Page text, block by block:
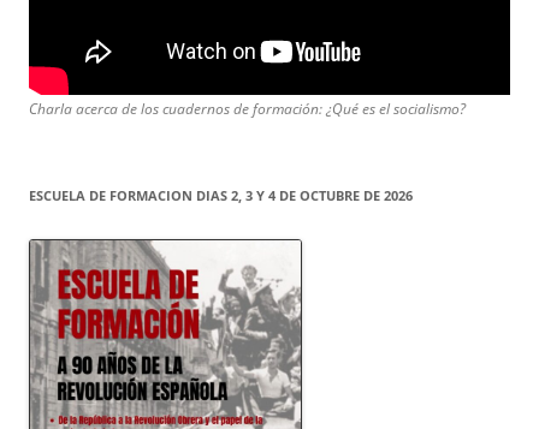
Charla acerca de los cuadernos de formación: ¿Qué es el socialismo?
ESCUELA DE FORMACION DIAS 2, 3 Y 4 DE OCTUBRE DE 2026